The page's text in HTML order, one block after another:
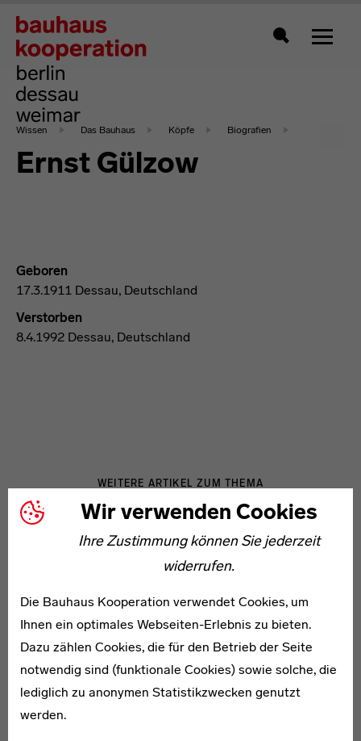
Wir verwenden Cookies
Ihre Zustimmung können Sie jederzeit
widerrufen.
Die Bauhaus Kooperation verwendet Cookies, um
Ihnen ein optimales Webseiten-Erlebnis zu bieten.
Dazu zählen Cookies, die für den Betrieb der Seite
notwendig sind (funktionale Cookies) sowie solche, die
lediglich zu anonymen Statistikzwecken genutzt
werden.
Zeigt
Wissen Das Bauhaus Köpfe Biografien
Ernst Gülzow
Geboren
17.3.1911 Dessau, Deutschland
Verstorben
8.4.1992 Dessau, Deutschland
WEITERE ARTIKEL ZUM THEMA
Rudolf Coste
* 1913